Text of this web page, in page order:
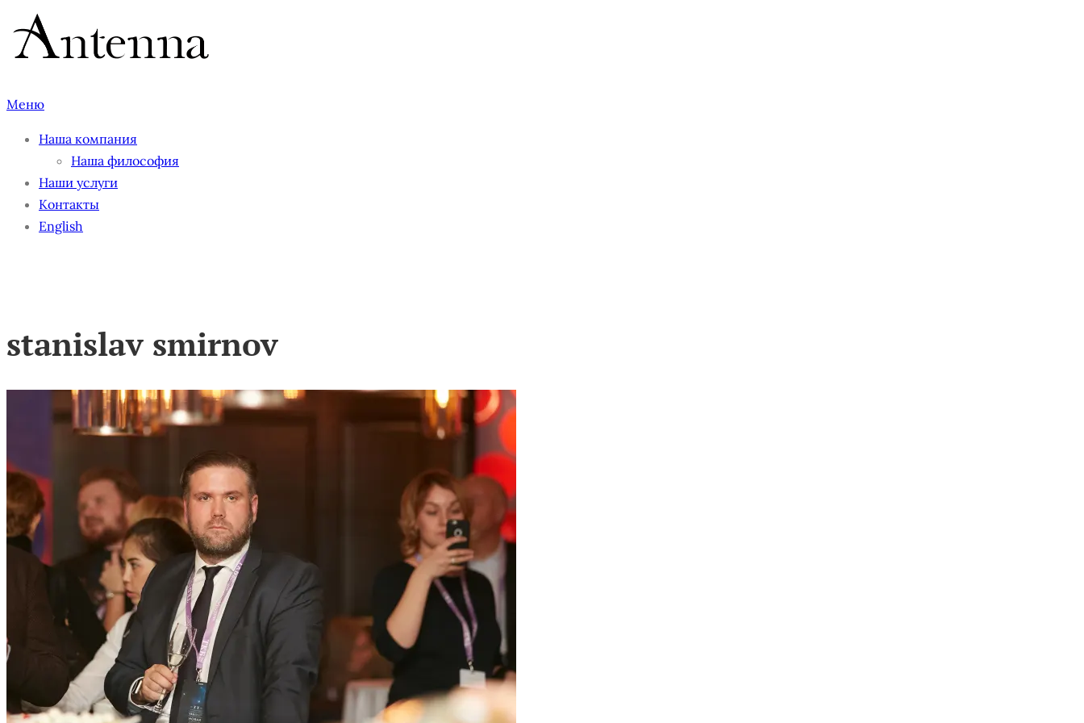
Перейти
содержимому
Меню
Наша компания
Наша философия
Наши услуги
Контакты
English
stanislav smirnov